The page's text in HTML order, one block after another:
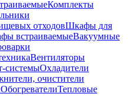
Комплекты
отходовШкафы для
встраиваемыеВакуумные
Вентиляторы
системыОхладители
очистители
ОбогревателиТепловые